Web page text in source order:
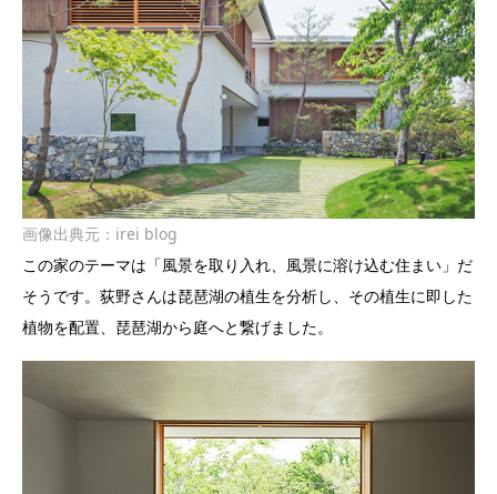
画像出典元： irei blog
この家のテーマは「風景を取り入れ、風景に溶け込む住まい」だ
そうです。荻野さんは琵琶湖の植生を分析し、その植生に即した
植物を配置、琵琶湖から庭へと繋げました。